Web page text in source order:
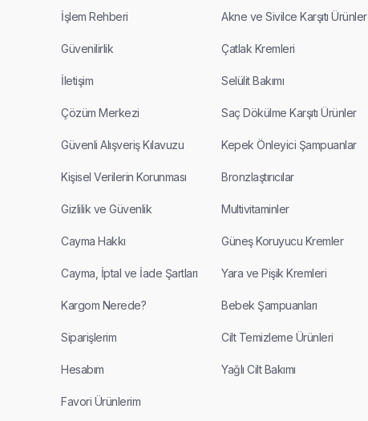
İşlem Rehberi
Güvenilirlik
İletişim
Çözüm Merkezi
Güvenli Alışveriş Kılavuzu
Kişisel Verilerin Korunması
Gizlilik ve Güvenlik
Cayma Hakkı
Cayma, İptal ve İade Şartları
Kargom Nerede?
Siparişlerim
Hesabım
Favori Ürünlerim
Akne ve Sivilce Karşıtı Ürünler
Çatlak Kremleri
Selülit Bakımı
Saç Dökülme Karşıtı Ürünler
Kepek Önleyici Şampuanlar
Bronzlaştırıcılar
Multivitaminler
Güneş Koruyucu Kremler
Yara ve Pişik Kremleri
Bebek Şampuanları
Cilt Temizleme Ürünleri
Yağlı Cilt Bakımı